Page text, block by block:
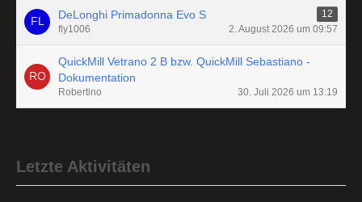
DeLonghi Primadonna Evo S
12
fly1006
2. August 2026 um 09:57
QuickMill Vetrano 2 B bzw. QuickMill Sebastiano -
Dokumentation
Robertino 30. Juli 2026 um 13:19
Letzte Aktivitäten